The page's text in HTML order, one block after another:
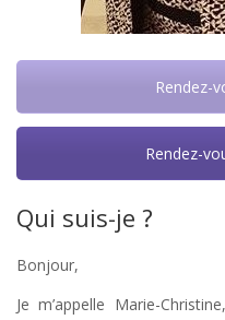
Qui suis-je ?
Bonjour,
Je m’appelle Marie-
Rendez-
Rendez-